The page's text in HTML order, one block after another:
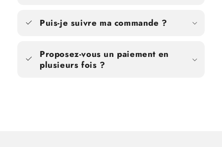
Puis-je suivre ma commande ?
Proposez-vous un paiement en
plusieurs fois ?